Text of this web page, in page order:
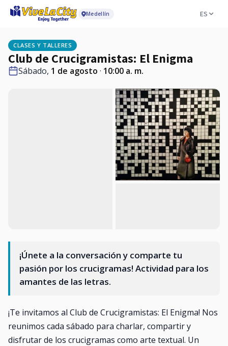
Medellín ES
CLASES Y TALLERES
Club de Crucigramistas: El Enigma
Sábado, 1 de agosto · 10:00 a. m.
¡Únete a la conversación y comparte tu
pasión por los crucigramas! Actividad para los
amantes de las letras.
¡Te invitamos al Club de Crucigramistas: El Enigma! Nos
reunimos cada sábado para charlar, compartir y
disfrutar de los crucigramas como arte textual. Un